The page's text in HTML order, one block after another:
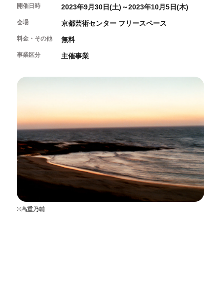
ボランティア・サポーター
ボランティア
京都芸術センターの歩み
チケット情報
サイトポリシー&プライバシーポリシー
オフィシャルSNS
開催日時 2023年9月30日(土)～2023年10月5日(木)
会場 京都芸術センター フリースペース
料金・その他 無料
事業区分 主催事業
©高重乃輔